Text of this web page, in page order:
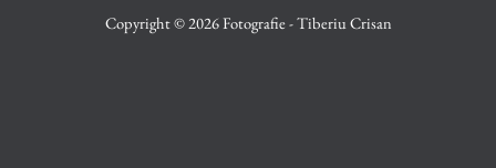
Copyright © 2026 Fotografie - Tiberiu Crisan